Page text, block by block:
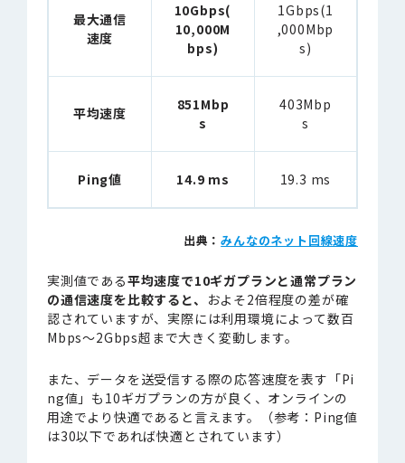
最大通信
速度
10Gbps(
10,000M
bps)
1Gbps(1
,000Mbp
s)
平均速度
851Mbp
s
403Mbp
s
Ping値 14.9 ms 19.3 ms
出典：みんなのネット回線速度
実測値である平均速度で10ギガプランと通常プラン
の通信速度を比較すると、 およそ2倍程度の差が確
認されていますが、実際には利用環境によって数百
Mbps〜2Gbps超まで大きく変動します。
また、データを送受信する際の応答速度を表す「Pi
ng値」も10ギガプランの方が良く、オンラインの
用途でより快適であると言えます。（参考：Ping値
は30以下であれば快適とされています）